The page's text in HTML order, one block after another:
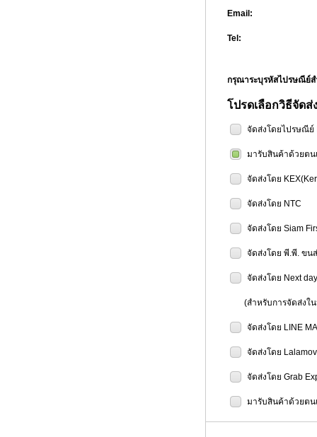
Email:
Tel:
กรุณาระบุรหัสไปรษณี
โปรดเลือกวิธีจัดส่
จัดส่งโดยไปรษณีย์
มารับสินค้าด้วยต
จัดส่งโดย
จัดส่งโดย NTC
จัดส่งโดย Siam
จัดส่งโดย พี.พี. ขน
จัดส่งโดย Next
(สำหรับการจัดส่งใน
จัดส่งโดย LINE
จัดส่งโดย
จัดส่งโดย Grab
มารับสินค้าด้วยตน